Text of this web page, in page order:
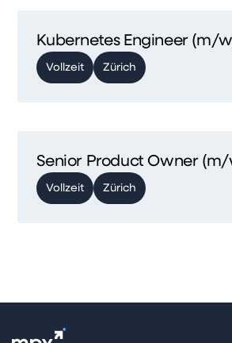
Kubernetes Engineer (m/
Vollzeit Zürich
Senior Product Owner
Vollzeit Zürich